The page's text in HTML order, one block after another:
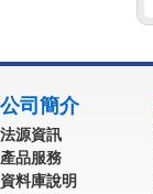
公司簡介
法源資訊
產品服務
資料庫說明